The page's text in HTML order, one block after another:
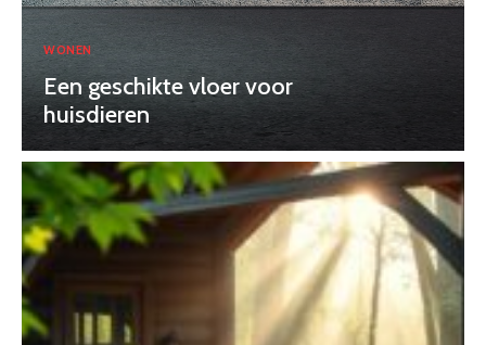
WONEN
Een geschikte vloer voor
huisdieren